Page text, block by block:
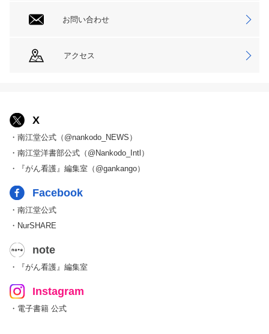
お問い合わせ
アクセス
X
・南江堂公式（@nankodo_NEWS）
・南江堂洋書部公式（@Nankodo_Intl）
・『がん看護』編集室（@gankango）
Facebook
・南江堂公式
・NurSHARE
note
・『がん看護』編集室
Instagram
・電子書籍 公式